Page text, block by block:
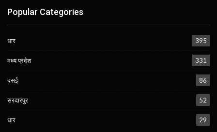
Popular Categories
धार 395
मध्य प्रदेश 331
दसई 86
सरदारपुर 52
धार 29